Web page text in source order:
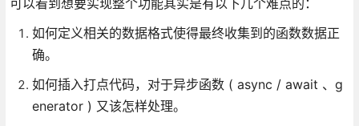
如何定义相关的数据格式使得最终收集到的函数数据正
确。
如何插入打点代码，对于异步函数 ( async / await 、g
enerator ) 又该怎样处理。